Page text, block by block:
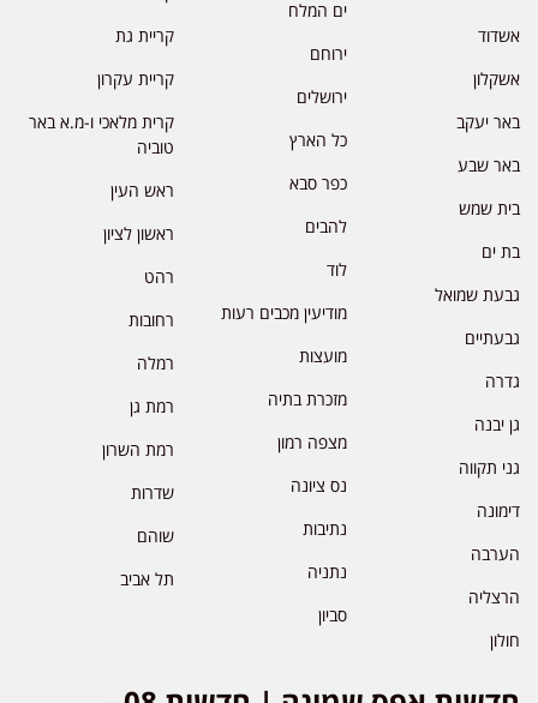
אשדוד
אשקלון
באר יעקב
באר שבע
בית שמש
בת ים
גבעת שמואל
גבעתיים
גדרה
גן יבנה
גני תקווה
דימונה
הערבה
הרצליה
חולון
ים המלח
ירוחם
ירושלים
כל הארץ
כפר סבא
להבים
לוד
מודיעין מכבים רעות
מועצות
מזכרת בתיה
מצפה רמון
נס ציונה
נתיבות
נתניה
סביון
קריית גת
קריית עקרון
קרית מלאכי ו-מ.א באר
טוביה
ראש העין
ראשון לציון
רהט
רחובות
רמלה
רמת גן
רמת השרון
שדרות
שוהם
תל אביב